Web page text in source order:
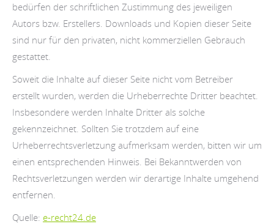
bedürfen der schriftlichen Zustimmung des jeweiligen
Autors bzw. Erstellers. Downloads und Kopien dieser Seite
sind nur für den privaten, nicht kommerziellen Gebrauch
gestattet.
Soweit die Inhalte auf dieser Seite nicht vom Betreiber
erstellt wurden, werden die Urheberrechte Dritter beachtet.
Insbesondere werden Inhalte Dritter als solche
gekennzeichnet. Sollten Sie trotzdem auf eine
Urheberrechtsverletzung aufmerksam werden, bitten wir um
einen entsprechenden Hinweis. Bei Bekanntwerden von
Rechtsverletzungen werden wir derartige Inhalte umgehend
entfernen.
Quelle: e-recht24.de